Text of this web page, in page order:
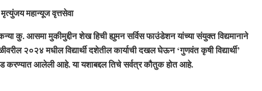
महान्यूज वृत्तसेवा
कु. आसमा मुकीमुद्दीन शेख हिची ह्युमन सर्विस फाउंडेशन यांच्या संयुक्त विद्यमानाने
२०२४ मधील विद्यार्थी दशेतील कार्याची दखल घेऊन ‘गुणवंत कृषी विद्यार्थी’
करण्यात आलेली आहे. या यशाबद्दल तिचे सर्वत्र कौतुक होत आहे.